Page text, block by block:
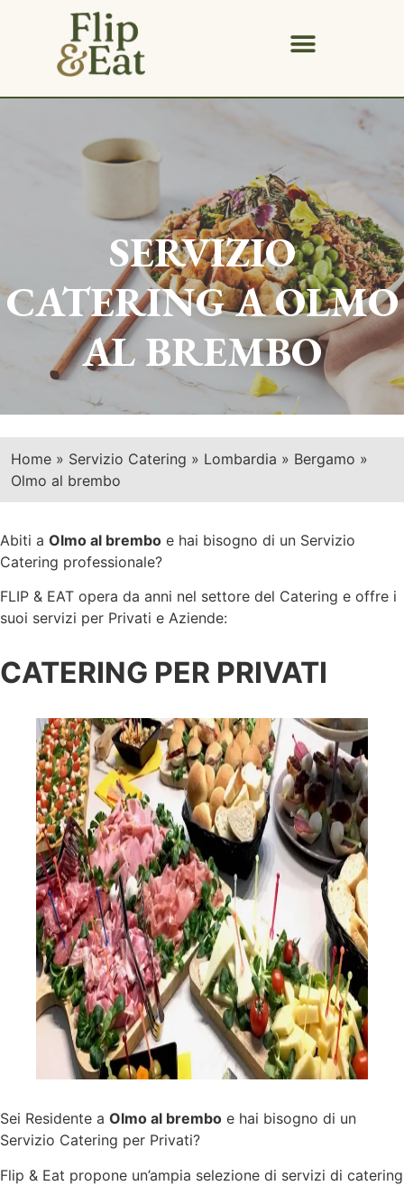
SERVIZIO
CATERING AOLMO
AL BREMBO
Home » Servizio Catering » Lombardia » Bergamo »
Olmo al brembo
Abiti a Olmo al brembo e hai bisogno di un Servizio
Catering professionale?
FLIP & EAT opera da anni nel settore del Catering e offre i
suoi servizi per Privati e Aziende:
CATERING PER PRIVATI
Sei Residente a Olmo al brembo e hai bisogno di un
Servizio Catering per Privati?
Flip & Eat propone un’ampia selezione di servizi di catering